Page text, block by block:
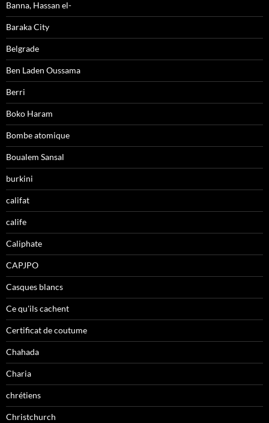
Banna, Hassan el-
Baraka City
Belgrade
Ben Laden Oussama
Berri
Boko Haram
Bombe atomique
Boualem Sansal
burkini
califat
calife
Caliphate
CAPJPO
Casques blancs
Ce qu'ils cachent
Certificat de coutume
Chahada
Charia
chrétiens
Christchurch